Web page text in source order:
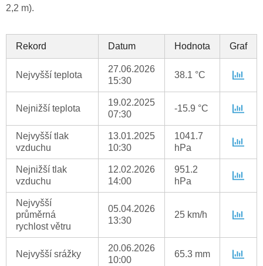
2,2 m).
Rekord Datum Hodnota Graf
Nejvyšší teplota
27.06.2026
15:30
38.1 °C
Nejnižší teplota
19.02.2025
07:30
-15.9 °C
Nejvyšší tlak
vzduchu
13.01.2025
10:30
1041.7
hPa
Nejnižší tlak
vzduchu
12.02.2026
14:00
951.2
hPa
Nejvyšší
průměrná
rychlost větru
05.04.2026
13:30
25 km/h
Nejvyšší srážky
20.06.2026
10:00
65.3 mm